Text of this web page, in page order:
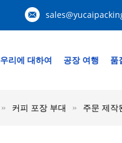
우리에 대하여 공장 여행 품
커피 포장 부대 주문 제작